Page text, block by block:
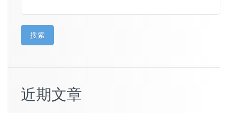
搜索
近期文章